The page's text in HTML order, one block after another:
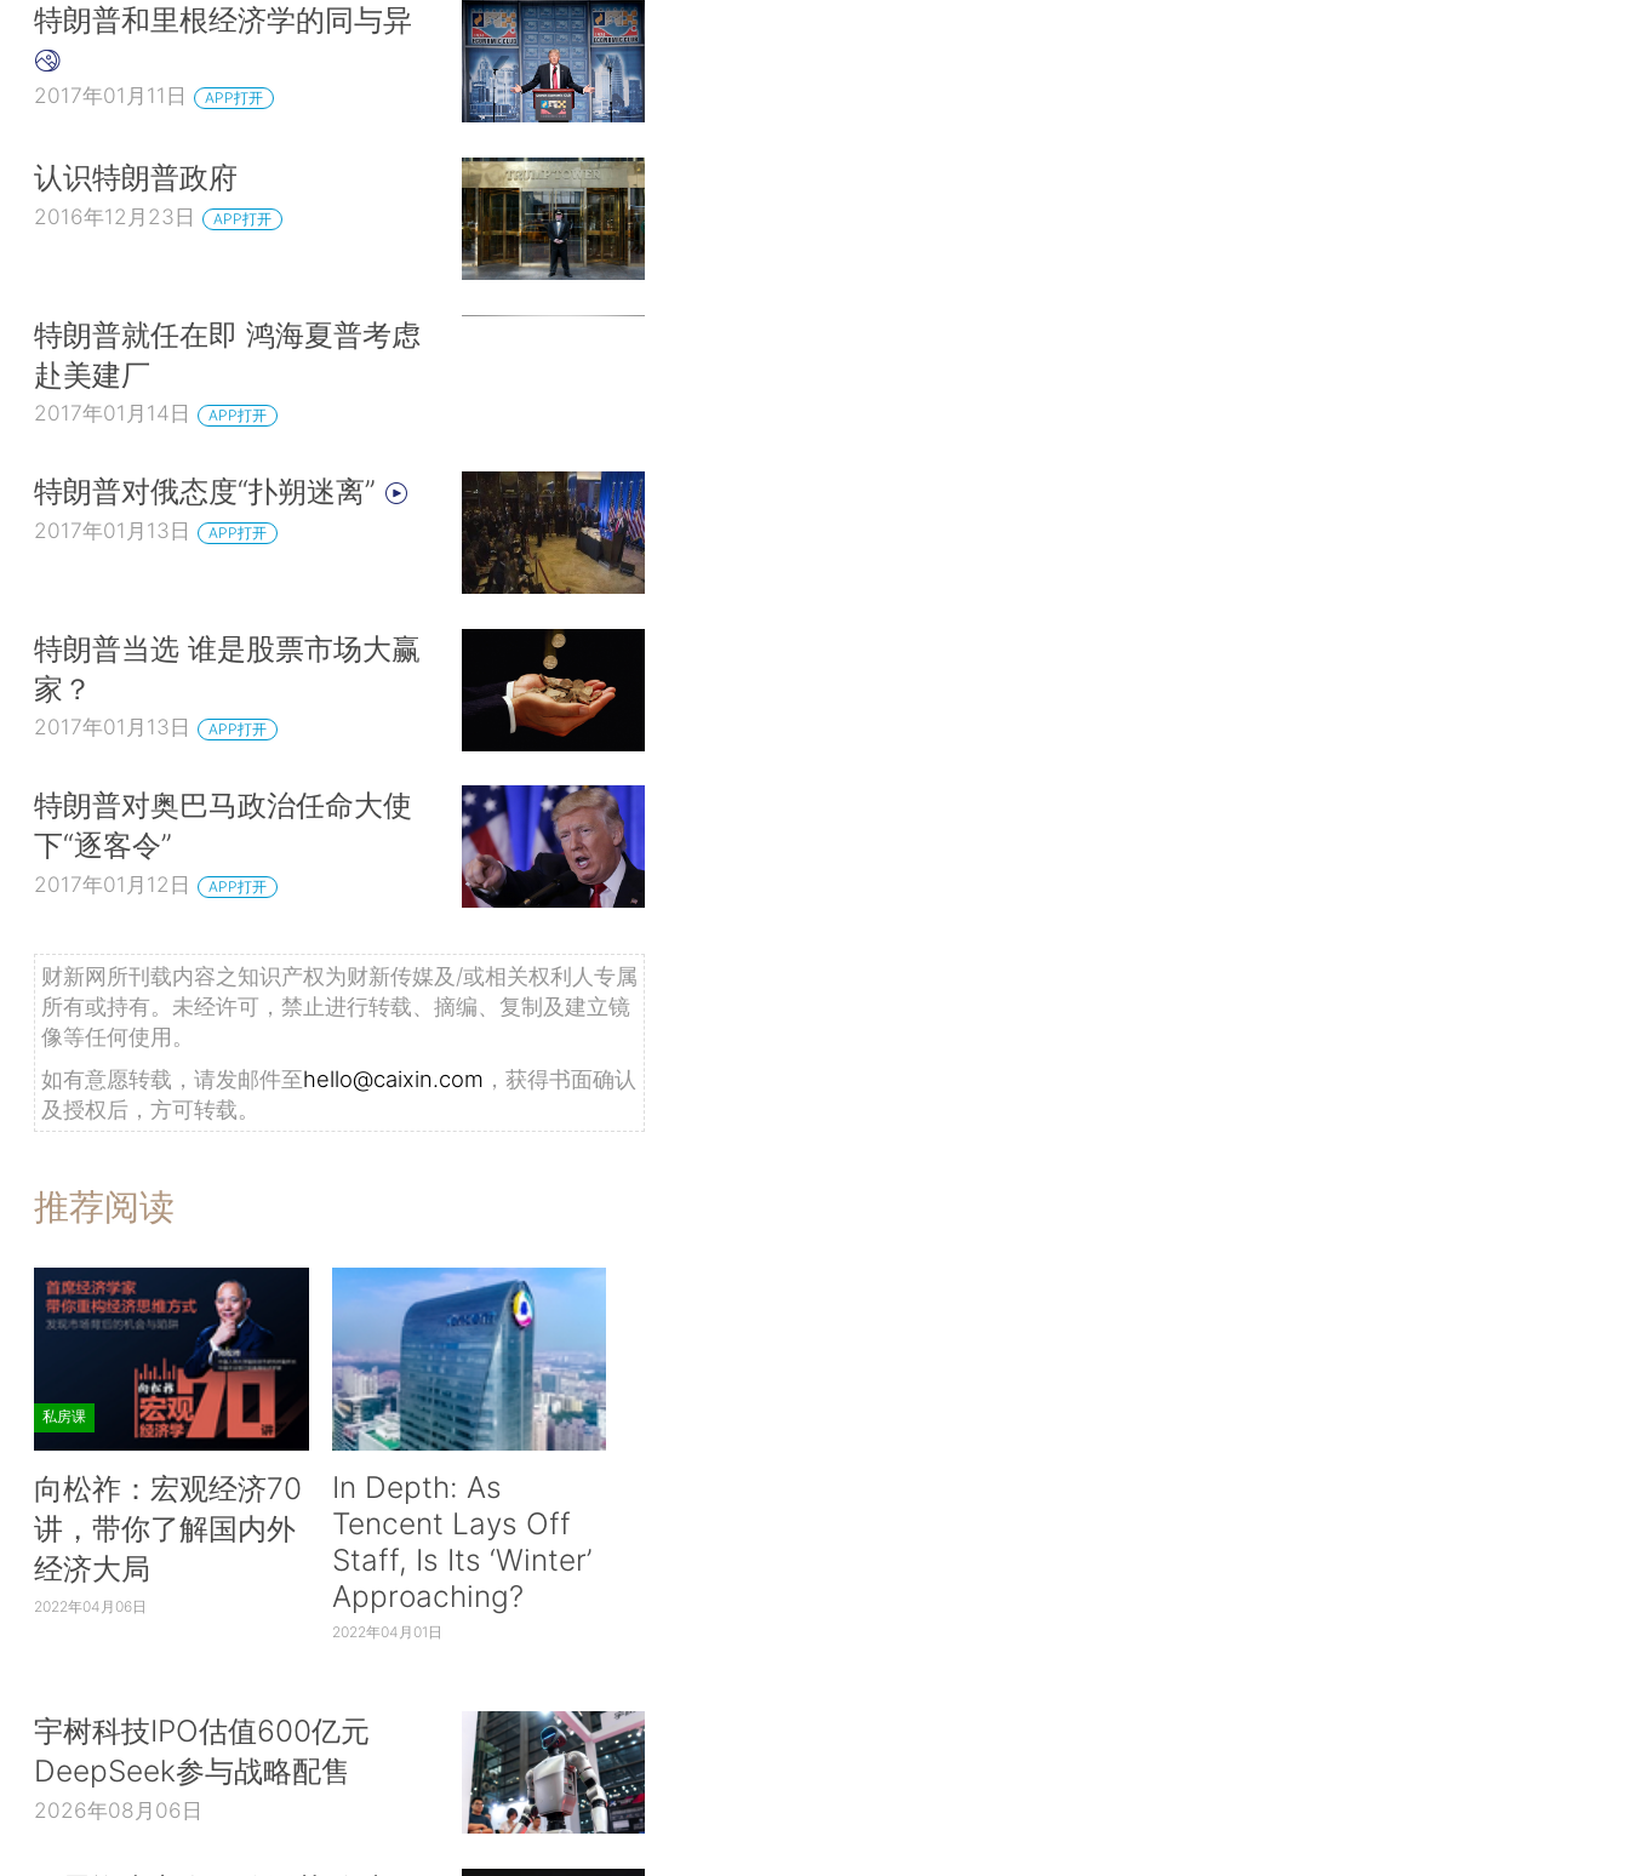
特朗普和里根经济学的同与异
2017年01月11日 APP打开
认识特朗普政府
2016年12月23日 APP打开
特朗普就任在即 鸿海夏普考虑
赴美建厂
2017年01月14日 APP打开
特朗普对俄态度“扑朔迷离”
2017年01月13日 APP打开
特朗普当选 谁是股票市场大赢
家？
2017年01月13日 APP打开
特朗普对奥巴马政治任命大使
下“逐客令”
2017年01月12日 APP打开
财新网所刊载内容之知识产权为财新传媒及/或相关权利人专属
所有或持有。未经许可，禁止进行转载、摘编、复制及建立镜
像等任何使用。
如有意愿转载，请发邮件至hello@caixin.com ，获得书面确认
及授权后，方可转载。
推荐阅读
私房课
向松祚：宏观经济70
讲，带你了解国内外
经济大局
2022年04月06日
In Depth: As
Tencent Lays Off
Staff, Is Its ‘Winter’
Approaching?
2022年04月01日
宇树科技IPO估值600亿元
DeepSeek参与战略配售
2026年08月06日